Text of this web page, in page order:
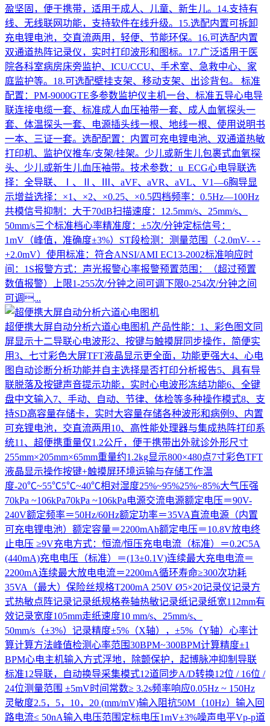
盈坚固，便于携带，适用于成人、儿童、新生儿。14.支持有
线、无线联网功能，支持软件在线升级。15.选配内置可拆卸
充电锂电池，交直流两用，轻便、节能环保。16.可选配内置
双通道热阵记录仪，实时打印波形和图标。17.广泛适用于医
院各科室病房床旁监护、ICU/CCU、手术室、急救中心、家
庭监护等。18.可选配壁挂支架、移动支架、出诊背包。 标准
配置：PM-9000GTE多参数监护仪主机一台、标准五导心电导
联连接电缆一套、标准成人血压袖带一套、成人血氧探头一
套、体温探头一套、电源插头线一根、地线一根、使用说明书
一本、三证一套。选配配置：内置可充电锂电池、双通道热敏
打印机、监护仪推车/支架/挂架。少儿或新生儿包裹式血氧探
头、少儿或新生儿血压袖带。技术参数：u ECG心电导联选
择：全导联、Ⅰ、Ⅱ、Ⅲ、aVF、aVR、aVL、V1—6胸导显
示增益选择：×1、×2、×0.25、×0.5四档频率：0.5Hz—100Hz
共模信号抑制：大于70dB扫描速度：12.5mm/s、25mm/s、
50mm/s三个标准档心率精准度：±5次/分钟定标信号：
1mV（峰值，准确度±3%）ST段检测：测量范围（-2.0mV- - -
+2.0mV）使用标准：符合ANSI/AMI EC13-2002标准响应时
间：1S报警方式：声光报警心率报警预置范围：（超过预置
数值报警）上限1-255次/分钟之间可调下限0-254次/分钟之间
可调...
超便携大屏自动分析六道心电图机 产品性能：1、彩色图文同
屏显示十二导联心电波形2、按键与触摸屏同步操作，简便实
用3、七寸彩色大屏TFT液晶显示更全面，功能更强大4、心电
图自动诊断分析功能并自主选择是否打印分析报告5、具有导
联脱落及按键声音提示功能，实时心电波形冻结功能6、全键
盘中文输入7、手动、自动、节律、体检等多种操作模式8、支
持SD高容量存储卡，实时大容量存储各种波形和病例9、内置
可充锂电池，交直流两用10、高性能处理器与集成热阵打印系
统11、超便携重量仅1.2公斤，便于携带出外就诊外形尺寸
255mm×205mm×65mm重量约1.2kg显示800×480点7寸彩色TFT
液晶显示操作按键+触摸屏环境运输与存储工作温
度-20℃~55℃5℃~40℃相对湿度25%~95%25%~85%大气压强
70kPa ~106kPa70kPa ~106kPa电源交流电源额定电压＝90V-
240V额定频率＝50Hz/60Hz额定功率＝35VA直流电源（内置
可充电锂电池）额定容量＝2200mAh额定电压＝10.8V放电终
止电压 ≥9V充电方式：恒流/恒压充电电流（标准）＝0.2C5A
(440mA)充电电压（标准）＝(13±0.1V)连续最大充电电流＝
2200mA连续最大放电电流＝2200mA循环寿命≥300次功耗
35VA（最大）保险丝规格T200mA 250V Ø5×20记录仪记录方
式热敏点阵记录记录纸规格卷轴热敏记录纸记录纸宽112mm有
效记录宽度105mm走纸速度10 mm/s、25mm/s、
50mm/s（±3%）记录精度±5%（X轴），±5%（Y轴）心率计
算计算方法峰值检测心率范围30BPM~300BPM计算精度±1
BPM心电主机输入方式浮地，除颤保护，起博脉冲抑制导联
标准12导联，自动换导采集模式12道同步A/D转换12位 / 16位 /
24位测量范围 ±5mV时间常数≥ 3.2s频率响应0.05Hz ~ 150Hz
灵敏度2.5，5，10，20 (mm/mV)输入阻抗50M（10Hz）输入回
路电流≤ 50nA输入电压范围定标电压1mV±3%噪声电平Vp-p道